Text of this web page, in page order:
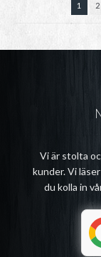
1 2
Vi är stolta
kunder. Vi
du kolla in